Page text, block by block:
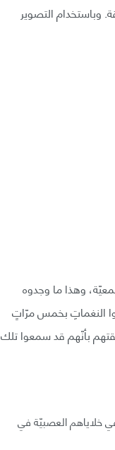
وباستخدام التصوير
وهذا ما وجدوه
النغماتِ بخمس مرّاتٍ
بأنّهم قد سمعوا تلك
خلاياهم العصبيّة في